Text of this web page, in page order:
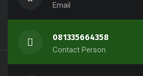
Email
081335664358
Contact Person